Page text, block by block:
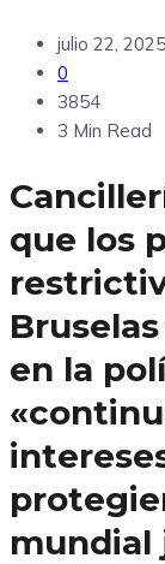
julio 22, 2025
0
3854
3 Min Read
que los
en la
mundial